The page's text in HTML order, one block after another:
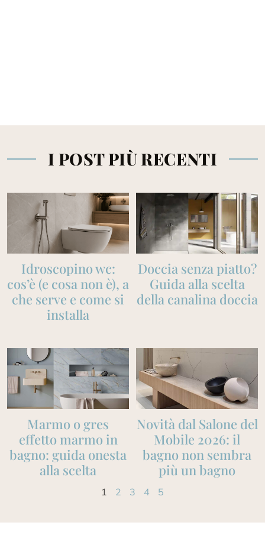
I POST PIÙ RECENTI
Idroscopino wc:
cos’è (e cosa non è), a
che serve e come si
installa
Doccia senza piatto?
Guida alla scelta
della canalina doccia
Marmo o gres
effetto marmo in
bagno: guida onesta
alla scelta
Novità dal Salone del
Mobile 2026: il
bagno non sembra
più un bagno
1 2 3 4 5